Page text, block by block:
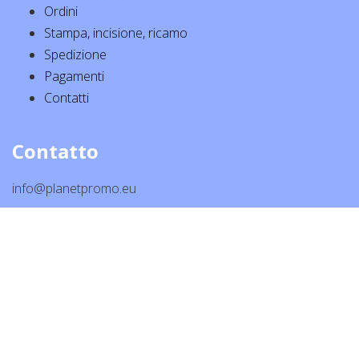
Ordini
Stampa, incisione, ricamo
Spedizione
Pagamenti
Contatti
Contatto
info@planetpromo.eu